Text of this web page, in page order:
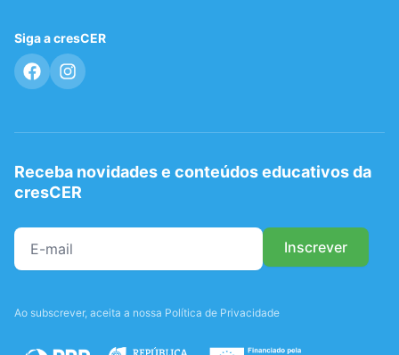
Siga a cresCER
Receba novidades e conteúdos educativos da
cresCER
Ao subscrever, aceita a nossa Política de Privacidade